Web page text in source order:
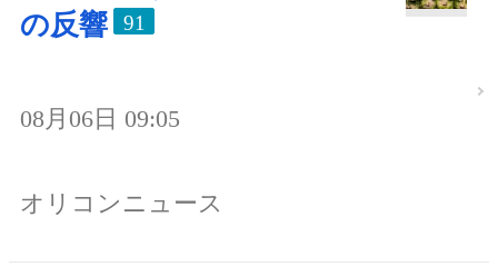
の反響
91
08月06日 09:05
オリコンニュース